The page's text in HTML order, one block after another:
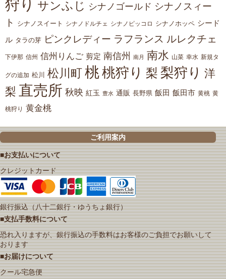
狩り サンふじ シナノゴールド シナノスィー
ト
シナノスイート シナノドルチェ シナノピッコロ シナノホッペ シード
ル タラの芽 ピンクレディー ラフランス ルレクチェ
下伊那 信州 信州りんご 剪定 南信州 南月 南水 山菜 幸水 新規タ
グの追加 松川 松川町 桃桃狩り 梨 梨狩り 洋
梨 直売所 秋映 紅玉 豊水 通販 長野県 飯田 飯田市 黄桃 黄
桃狩り 黄金桃
ご利用案内
■お支払いについて
クレジットカード
銀行振込（八十二銀行・ゆうちょ銀行）
■支払手数料について
恐れ入りますが、銀行振込の手数料はお客様のご負担でお願いして
おります
■お届けについて
クール宅急便